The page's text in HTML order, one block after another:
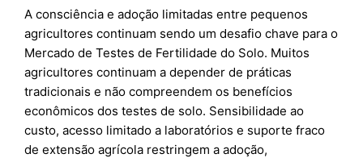
A consciência e adoção limitadas entre pequenos
agricultores continuam sendo um desafio chave para o
Mercado de Testes de Fertilidade do Solo. Muitos
agricultores continuam a depender de práticas
tradicionais e não compreendem os benefícios
econômicos dos testes de solo. Sensibilidade ao
custo, acesso limitado a laboratórios e suporte fraco
de extensão agrícola restringem a adoção,